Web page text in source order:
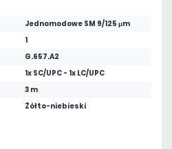
Jednomodowe SM 9/125 μm
1
G.657.A2
1x SC/UPC - 1x LC/UPC
3 m
Żółto-niebieski